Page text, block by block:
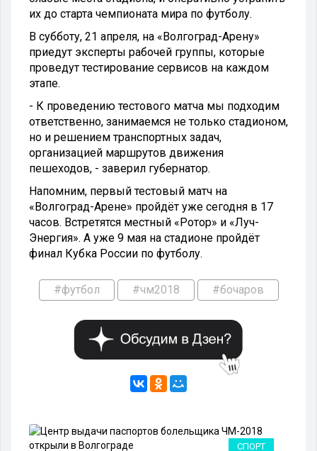
их до старта чемпионата мира по футболу.
В субботу, 21 апреля, на «Волгоград-Арену»
приедут эксперты рабочей группы, которые
проведут тестирование сервисов на каждом
этапе.
- К проведению тестового матча мы подходим
ответственно, занимаемся не только стадионом,
но и решением транспортных задач,
организацией маршрутов движения
пешеходов, - заверил губернатор.
Напомним, первый тестовый матч на
«Волгоград-Арене» пройдёт уже сегодня в 17
часов. Встретятся местный «Ротор» и «Луч-
Энергия». А уже 9 мая на стадионе пройдёт
финал Кубка России по футболу.
#футбол #чм2018 #бочаров
СПОРТ